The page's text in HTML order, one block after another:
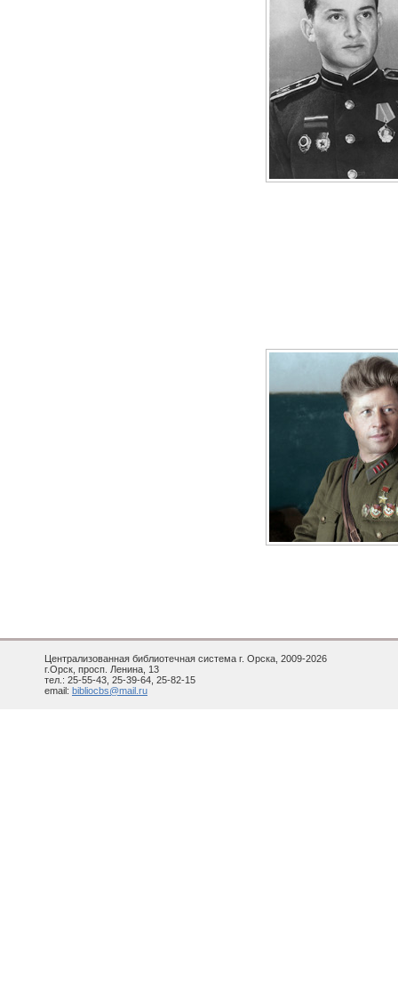
Централизованная библиотечная система г. Орска, 2009-2026
г.Орск, просп. Ленина, 13
тел.: 25-55-43, 25-39-64, 25-82-15
email: bibliocbs@mail.ru